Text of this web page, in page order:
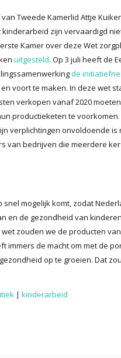
Tweede Kamerlid Attje
zijn vervaardigd
Kamer over deze Wet
uitgesteld. Op 3 juli heeft de
de
voort te maken. In deze wet
verkopen vanaf 2020
productieketen te
verplichtingen onvoldoende
van bedrijven die meerdere
snel mogelijk komt, zodat
en de gezondheid van
zouden we de producten
immers de macht om met de
op te groeien. Dat
| kinderarbeid